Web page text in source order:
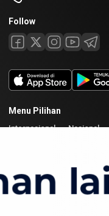
Follow
Menu Pilihan
Internasional Nasional
Redaksi
Copyright © 2026 Analisa.